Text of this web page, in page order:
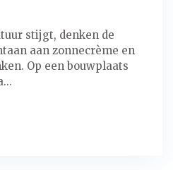
stijgt, denken de
aan zonnecrème en
Op een bouwplaats